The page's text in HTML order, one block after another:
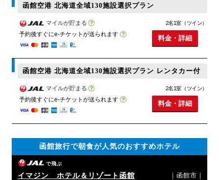
函館空港 北海道全域130施設選択プラン
マイルが貯まる
予約後すぐにe-チケットが送られます
2名1室（ツイン）
料金・詳細
函館空港 北海道全域130施設選択プラン レンタカー付
マイルが貯まる
予約後すぐにe-チケットが送られます
2名1室（ツイン）
料金・詳細
函館旅行で朝食が人気のおすすめホテル
で飛ぶ
イマジン ホテル＆リゾート函館 ｜函館市｜